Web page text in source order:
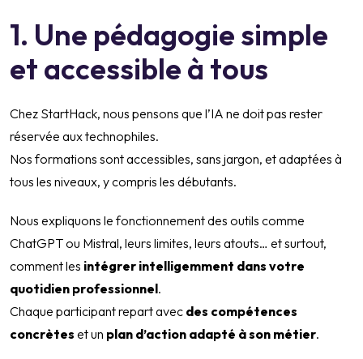
1. Une pédagogie simple
et accessible à tous
Chez StartHack, nous pensons que l’IA ne doit pas rester
réservée aux technophiles.
Nos formations sont accessibles, sans jargon, et adaptées à
tous les niveaux, y compris les débutants.
Nous expliquons le fonctionnement des outils comme
ChatGPT ou Mistral, leurs limites, leurs atouts… et surtout,
comment les intégrer intelligemment dans votre
quotidien professionnel.
Chaque participant repart avec des compétences
concrètes et un plan d’action adapté à son métier.